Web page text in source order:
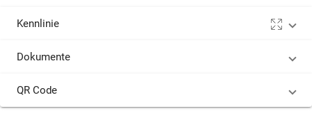
Kennlinie
Dokumente
QR Code